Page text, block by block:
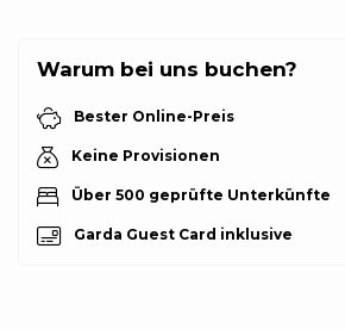
Warum bei uns buchen?
Bester Online-Preis
Keine Provisionen
Über 500 geprüfte Unterkünfte
Garda Guest Card inklusive